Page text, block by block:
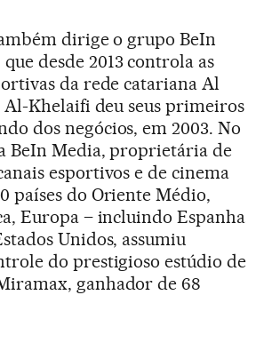
dirige o grupo BeIn
desde 2013 controla as
da rede catariana Al
Al-Khelaifi deu seus primeiros
dos negócios, em 2003. No
BeIn Media, proprietária de
esportivos e de cinema
países do Oriente Médio,
Europa – incluindo Espanha
Unidos, assumiu
do prestigioso estúdio de
ganhador de 68